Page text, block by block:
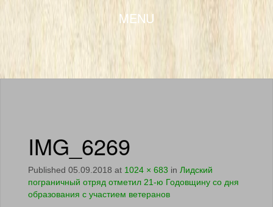
MENU
SKIP TO CONTENT
IMG_6269
Published 05.09.2018 at 1024 × 683 in Лидский
пограничный отряд отметил 21-ю Годовщину со дня
образования с участием ветеранов